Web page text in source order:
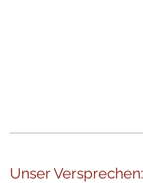
Unser Versprechen: